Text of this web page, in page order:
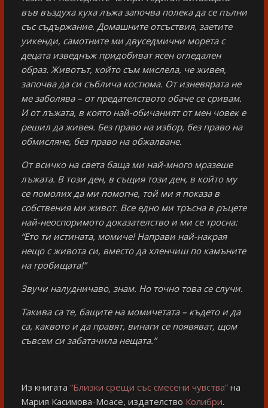
във въздуха куха лъжа започва полека да се пълни
със съдържание. Домашните отсъствия, заетите
уикенди, самотните ми двуседмични морета с
децата изведнъж придобиват ясен огледален
образ. Животът, който съм мислела, че живея,
започва да си съблича костюма. От изневярата не
ме заболява – от предателството обаче се сривам.
И от лъжата, в която най-обичаният от мен човек е
решил да живея. Без право на избор, без право на
обмисляне, без право на обжалване.
От всичко на света баща ми най-много мразеше
лъжата. В този ден, в същия този ден, в който му
се помолих да ми помогне, той ми я показа в
собствения ми живот. Все едно ми тръсна в ръцете
най-неоспоримото доказателство и ми се тросна:
“Ето ти истината, момиче! Направи най-накрая
нещо с живота си, вместо да хленчиш по камъните
на гробищата!”
Звучи налудничаво, знам. Но точно това се случи.
Такива са те, бащите на момичетата – където и да
са, каквото и да правят, винаги се появяват, щом
съвсем си забатачила нещата.”
Из книгата “Близки срещи със смесени чувства”на
Мария Касимова-Моасе, издателство Колибри.